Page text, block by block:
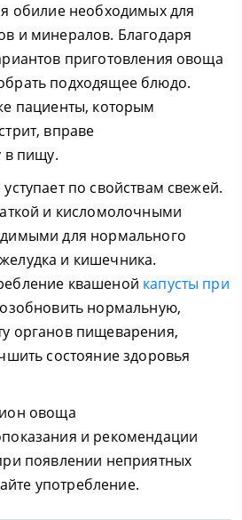
обилие необходимых для
и минералов. Благодаря
приготовления овоща
подходящее блюдо.
пациенты, которым
вправе
в пищу.
по свойствам свежей.
и кисломолочными
для нормального
и кишечника.
квашеной капусты при
нормальную,
органов пищеварения,
состояние здоровья
овоща
и рекомендации
появлении неприятных
употребление.